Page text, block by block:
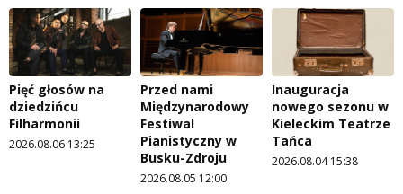
Pięć głosów na
dziedzińcu
Filharmonii
2026.08.06 13:25
Przed nami
Międzynarodowy
Festiwal
Pianistyczny w
Busku-Zdroju
2026.08.05 12:00
Inauguracja
nowego sezonu w
Kieleckim Teatrze
Tańca
2026.08.04 15:38